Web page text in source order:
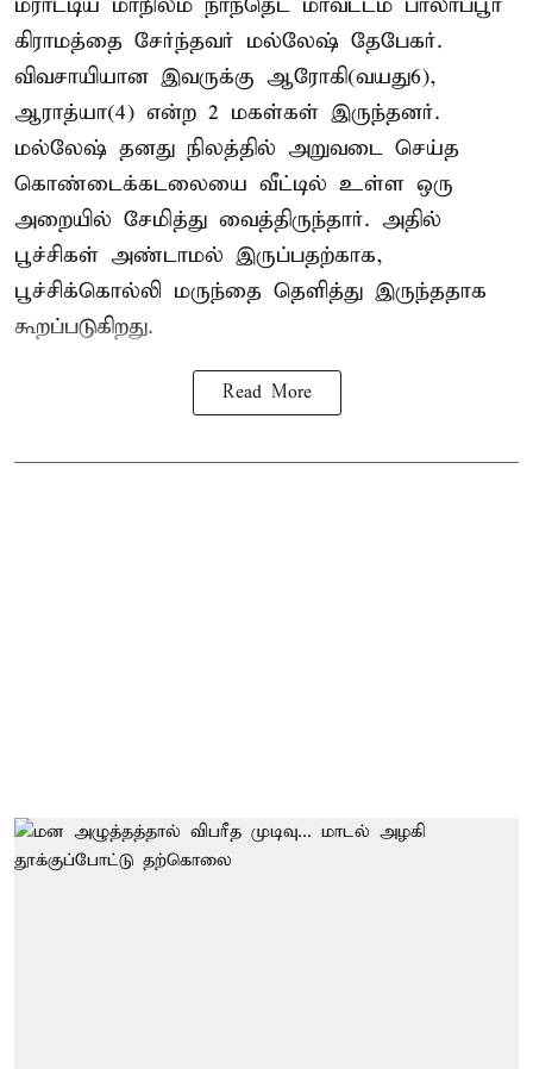
மராட்டிய மாநிலம் நாந்தெட் மாவட்டம் பாலாப்பூர்
கிராமத்தை சேர்ந்தவர் மல்லேஷ் தேபேகர்.
விவசாயியான இவருக்கு ஆரோகி(வயது6),
ஆராத்யா(4) என்ற 2 மகள்கள் இருந்தனர்.
மல்லேஷ் தனது நிலத்தில் அறுவடை செய்த
கொண்டைக்கடலையை வீட்டில் உள்ள ஒரு
அறையில் சேமித்து வைத்திருந்தார். அதில்
பூச்சிகள் அண்டாமல் இருப்பதற்காக,
பூச்சிக்கொல்லி மருந்தை தெளித்து இருந்ததாக
கூறப்படுகிறது.
Read More